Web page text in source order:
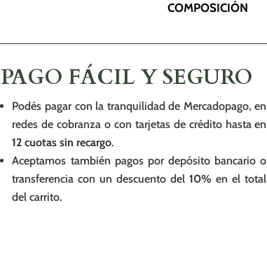
COMPOSICIÓN
PAGO FÁCIL Y SEGURO
Podés pagar con la tranquilidad de Mercadopago, en
redes de cobranza o con tarjetas de crédito hasta en
12 cuotas sin recargo.
Aceptamos también pagos por depósito bancario o
transferencia con un descuento del10% en el total
del carrito.